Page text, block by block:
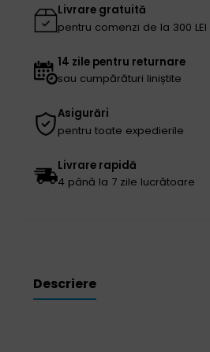
Livrare gratuită
pentru comenzi de la 300
14 zile pentru returnare
sau cumpărături liniștite
Asigurări
pentru toate expedierile
Livrare rapidă
4 până la 7 zile lucrătoare
Descriere